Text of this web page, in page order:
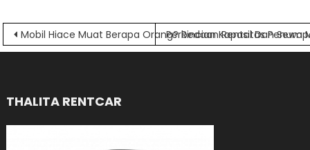
Navigasi
Mobil Hiace Muat Berapa Orang? Rincian Kapasitas
Perbedaan Rental Dan Sewa
THALITA RENTCAR